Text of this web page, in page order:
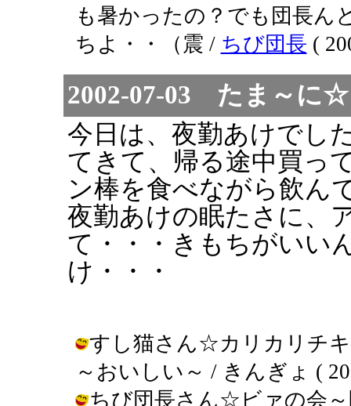
も暑かったの？でも団長
ちよ・・（震 / ちび団長 (
2002-07-03 たま～に
今日は、夜勤あけでし
てきて、帰る途中買っ
ン棒を食べながら飲ん
夜勤あけの眠たさに、
て・・・きもちがいい
け・・・
すし猫さん☆カリカリチ
～おいしい～ / きんぎょ (
ちび団長さん☆ビァの会